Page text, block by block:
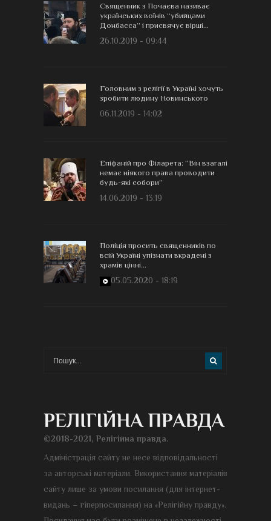
Священник з Почаєва називає
українських воїнів “убийцами
Донбасса” і присвячує вірші...
26.10.2019 - 09:44
Головним з релігії в Україні хочуть
зробити людину Новинського
06.11.2019 - 14:02
Епіфаній про Філарета: “Він взагалі
немає ніякого права проводити
будь-які собори”
14.06.2019 - 13:19
Поліція просить священників по
всій Україні упізнати вкрадені з
храмів цінні...
05.05.2020 - 18:19
©2018-2021, Релігійна правда.
Адміністрація сайту не несе відповідальності
за авторські матеріали. Використання матеріалів
сайту лише за умови посилання (для інтернет-
видань – гіперпосилання) на «Релігійну правду».